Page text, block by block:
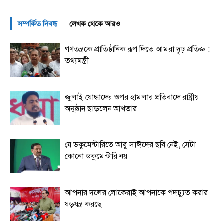
সম্পর্কিত নিবন্ধ লেখক থেকে আরও
গণতন্ত্রকে প্রাতিষ্ঠানিক রূপ দিতে আমরা দৃঢ় প্রতিজ্ঞ :
তথ্যমন্ত্রী
জুলাই যোদ্ধাদের ওপর হামলার প্রতিবাদে রাষ্ট্রীয়
অনুষ্ঠান ছাড়লেন আখতার
যে ডকুমেন্টারিতে আবু সাঈদের ছবি নেই, সেটা
কোনো ডকুমেন্টারি নয়
আপনার দলের লোকেরাই আপনাকে পদচ্যুত করার
ষড়যন্ত্র করছে